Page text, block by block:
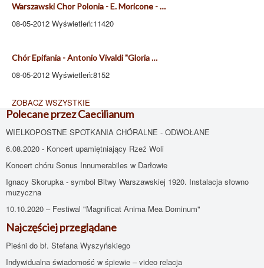
Warszawski Chor Polonia - E. Moricone - …
08-05-2012 Wyświetleń:11420
Chór Epifania - Antonio Vivaldi "Gloria …
08-05-2012 Wyświetleń:8152
ZOBACZ WSZYSTKIE
Polecane przez Caecilianum
WIELKOPOSTNE SPOTKANIA CHÓRALNE - ODWOŁANE
6.08.2020 - Koncert upamiętniający Rzeź Woli
Koncert chóru Sonus Innumerabiles w Darłowie
Ignacy Skorupka - symbol Bitwy Warszawskiej 1920. Instalacja słowno
muzyczna
10.10.2020 – Festiwal "Magnificat Anima Mea Dominum"
Najczęściej przeglądane
Pieśni do bł. Stefana Wyszyńskiego
Indywidualna świadomość w śpiewie – video relacja